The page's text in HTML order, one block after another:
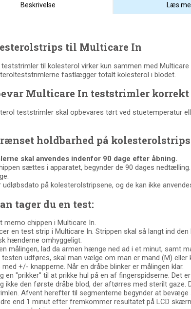
Beskrivelse Læs
til Multicare In
teststrimler til kolesterol virker kun sammen med Multicare
fastlægger totalt kolesterol i blodet.
Multicare In teststrimler korrekt
teststrimler skal opbevares tørt ved stuetemperatur
holdbarhed på kolesterolstrips
skal anvendes indenfor 90 dage efter åbning.
sættes i apparatet, begynder de 90 dages
udløbsdato på kolesterolstripsene, og de kan ikke
tager du en test:
memo chippen i Multicare In.
en test strip i Multicare In. Strippen skal så langt ind den
hænderne omhyggeligt.
målingen, lad da armen hænge ned ad i et minut, samt
testen udføres, skal man vælge om man er mand (M)
+/- knapperne. Når en dråbe blinker er målingen klar.
en "prikker" til at prikke hul på en af fingerspidserne. Det
ikke den første dråbe blod, der aftørres med sterilt
Afvent herefter til segmenterne begynder at bevæge
end 1 minut efter fremkommer resultatet på LCD